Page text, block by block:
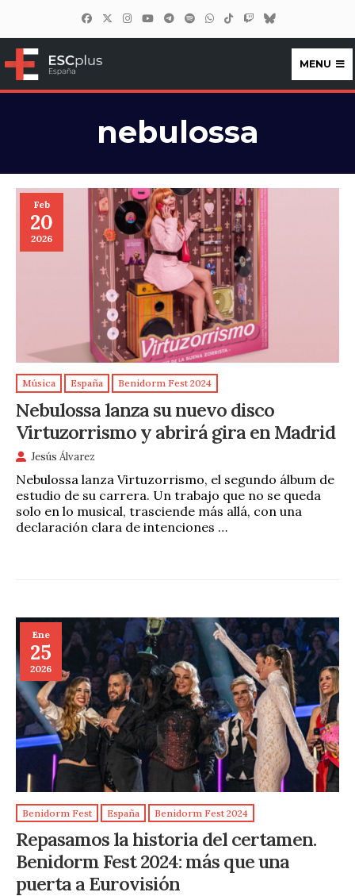
ESCplus España
MENU
nebulossa
Feb
20
2026
Música España Benidorm Fest 2024
Nebulossa lanza su nuevo disco
Virtuzorrismo y abrirá gira en Madrid
Jesús Álvarez
Nebulossa lanza Virtuzorrismo, el segundo álbum de
estudio de su carrera. Un trabajo que no se queda
solo en lo musical, trasciende más allá, con una
declaración clara de intenciones …
Ene
25
2026
Benidorm Fest España Benidorm Fest 2024
Repasamos la historia del certamen.
Benidorm Fest 2024: más que una
puerta a Eurovisión